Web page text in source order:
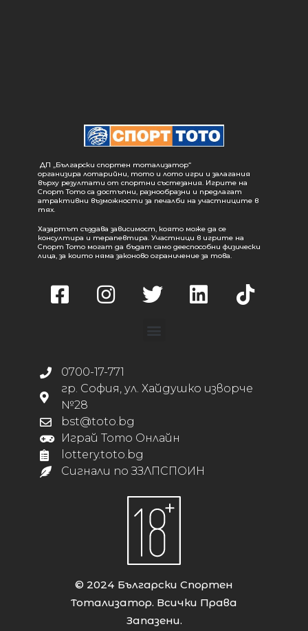
ДП „Български спортен тотализатор“
организира лотарийни, тото и лото игри и залагания
върху резултати от спортни състезания. Игрите на
Спорт Тото са достъпни, разнообразни и предлагат
атрактивни възможности за печалби на участниците в
тях.
Хазартът създава зависимост, която може да се
консултира и терапевтира. Участници в игрите на
Спорт Тото могат да бъдат само дееспособни физически
лица, за които няма законово ограничение за това.
0700-17-771
гр. София, ул. Хайдушко изворче
№28
bst@toto.bg
Играй Тото Онлайн
lottery.toto.bg
Сигнали по ЗЗЛПСПОИН
© 2024 Български Спортен
Тотализатор. Всички Права
Запазени.